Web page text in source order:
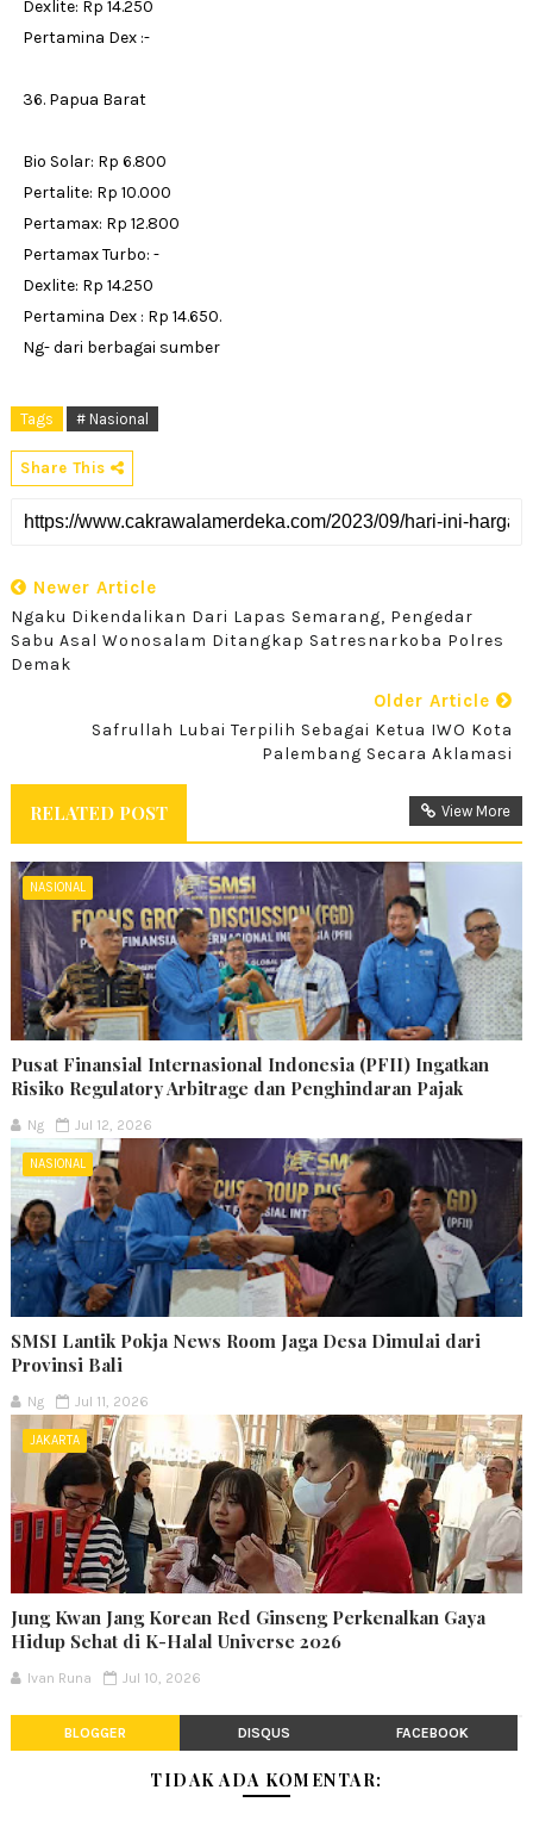
Dexlite: Rp 14.250
Pertamina Dex :-
36. Papua Barat
Bio Solar: Rp 6.800
Pertalite: Rp 10.000
Pertamax: Rp 12.800
Pertamax Turbo: -
Dexlite: Rp 14.250
Pertamina Dex : Rp 14.650.
Ng- dari berbagai sumber
Tags # Nasional
Share This
Newer Article
Ngaku Dikendalikan Dari Lapas Semarang, Pengedar
Sabu Asal Wonosalam Ditangkap Satresnarkoba Polres
Demak
Older Article
Safrullah Lubai Terpilih Sebagai Ketua IWO Kota
Palembang Secara Aklamasi
RELATED POST View More
NASIONAL
Pusat Finansial Internasional Indonesia (PFII) Ingatkan
Risiko Regulatory Arbitrage dan Penghindaran Pajak
Ng Jul 12, 2026
NASIONAL
SMSI Lantik Pokja News Room Jaga Desa Dimulai dari
Provinsi Bali
Ng Jul 11, 2026
JAKARTA
Jung Kwan Jang Korean Red Ginseng Perkenalkan Gaya
Hidup Sehat di K-Halal Universe 2026
Ivan Runa Jul 10, 2026
BLOGGER DISQUS FACEBOOK
TIDAK ADA KOMENTAR: